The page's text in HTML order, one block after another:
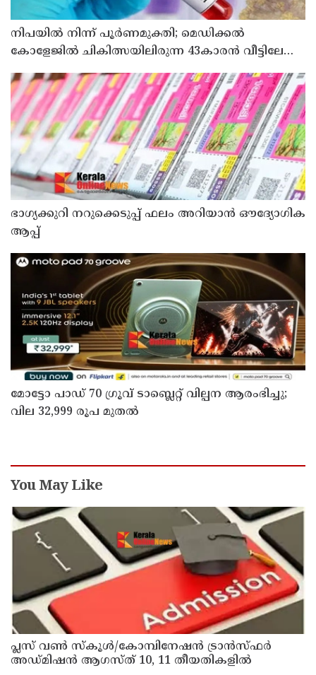
നിപയിൽ നിന്ന് പൂർണമുക്തി; മെഡിക്കൽ
കോളേജിൽ ചികിത്സയിലിരുന്ന 43കാരൻ വീട്ടിലേക്ക്
ഭാഗ്യക്കുറി നറുക്കെടുപ്പ് ഫലം അറിയാൻ ഔദ്യോഗിക
ആപ്പ്
മോട്ടോ പാഡ് 70 ഗ്രൂവ് ടാബ്ലെറ്റ് വില്പന ആരംഭിച്ചു;
വില 32,999 രൂപ മുതൽ
You May Like
പ്ലസ് വൺ സ്‌കൂൾ/കോമ്പിനേഷൻ ട്രാൻസ്ഫർ
അഡ്മിഷൻ ആഗസ്ത് 10, 11 തീയതികളിൽ